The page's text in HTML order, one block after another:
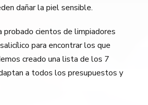
dañar la piel sensible.
probado cientos de limpiadores
para encontrar los que
creado una lista de los 7
a todos los presupuestos y